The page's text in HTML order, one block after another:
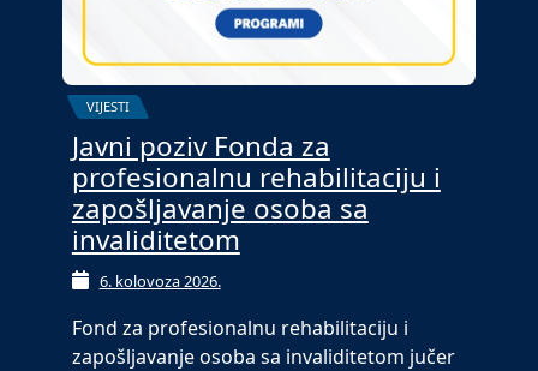
VIJESTI
Javni poziv Fonda za
profesionalnu rehabilitaciju i
zapošljavanje osoba sa
invaliditetom
6. kolovoza 2026.
Fond za profesionalnu rehabilitaciju i
zapošljavanje osoba sa invaliditetom jučer